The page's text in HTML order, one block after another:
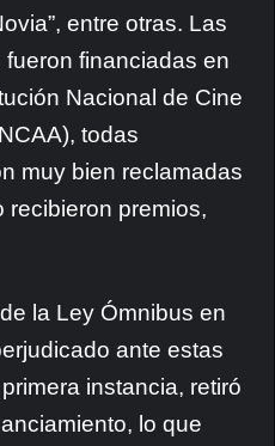
entre otras. Las
financiadas en
Nacional de Cine
todas
muy bien reclamadas
recibieron premios,
la Ley Ómnibus en
ante estas
instancia, retiró
lo que